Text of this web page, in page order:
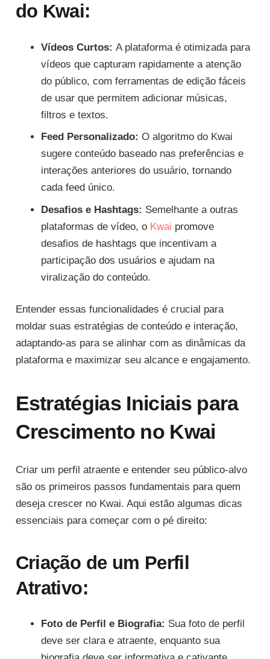
do Kwai:
Vídeos Curtos: A plataforma é otimizada para
vídeos que capturam rapidamente a atenção
do público, com ferramentas de edição fáceis
de usar que permitem adicionar músicas,
filtros e textos.
Feed Personalizado: O algoritmo do Kwai
sugere conteúdo baseado nas preferências e
interações anteriores do usuário, tornando
cada feed único.
Desafios e Hashtags: Semelhante a outras
plataformas de vídeo, o Kwai promove
desafios de hashtags que incentivam a
participação dos usuários e ajudam na
viralização do conteúdo.
Entender essas funcionalidades é crucial para
moldar suas estratégias de conteúdo e interação,
adaptando-as para se alinhar com as dinâmicas da
plataforma e maximizar seu alcance e engajamento.
Estratégias Iniciais para
Crescimento no Kwai
Criar um perfil atraente e entender seu público-alvo
são os primeiros passos fundamentais para quem
deseja crescer no Kwai. Aqui estão algumas dicas
essenciais para começar com o pé direito:
Criação de um Perfil
Atrativo:
Foto de Perfil e Biografia: Sua foto de perfil
deve ser clara e atraente, enquanto sua